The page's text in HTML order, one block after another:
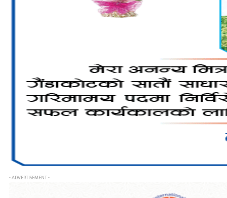
- ADVERTISEMENT -